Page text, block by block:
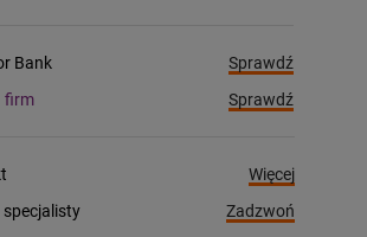
Bank
Sprawdź
firm
Sprawdź
Więcej
Zadzwoń